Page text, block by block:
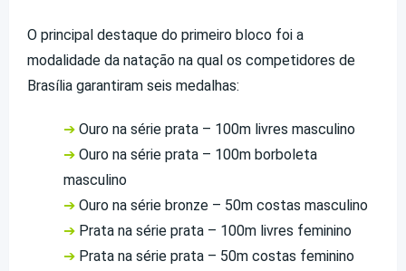
O principal destaque do primeiro bloco foi a
modalidade da natação na qual os competidores de
Brasília garantiram seis medalhas:
➔ Ouro na série prata – 100m livres masculino
➔ Ouro na série prata – 100m borboleta
masculino
➔ Ouro na série bronze – 50m costas masculino
➔ Prata na série prata – 100m livres feminino
➔ Prata na série prata – 50m costas feminino